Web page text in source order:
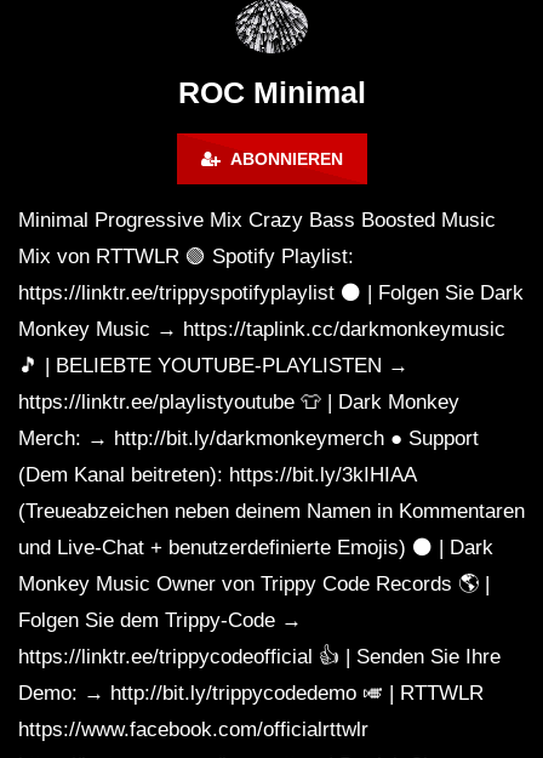
ROC Minimal
ABONNIEREN
Minimal Progressive Mix Crazy Bass Boosted Music
Mix von RTTWLR 🟢 Spotify Playlist:
https://linktr.ee/trippyspotifyplaylist ⚫️ | Folgen Sie Dark
Monkey Music → https://taplink.cc/darkmonkeymusic
🎵 | BELIEBTE YOUTUBE-PLAYLISTEN →
https://linktr.ee/playlistyoutube 👕 | Dark Monkey
Merch: → http://bit.ly/darkmonkeymerch ● Support
(Dem Kanal beitreten): https://bit.ly/3kIHIAA
(Treueabzeichen neben deinem Namen in Kommentaren
und Live-Chat + benutzerdefinierte Emojis) ⚫️ | Dark
Monkey Music Owner von Trippy Code Records 🌎 |
Folgen Sie dem Trippy-Code →
https://linktr.ee/trippycodeofficial 👍 | Senden Sie Ihre
Demo: → http://bit.ly/trippycodedemo 🎺 | RTTWLR
https://www.facebook.com/officialrttwlr